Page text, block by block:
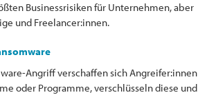
Businessrisiken für Unternehmen, aber
und Freelancer:innen.
Angriff verschaffen sich Angreifer:innen
oder Programme, verschlüsseln diese und